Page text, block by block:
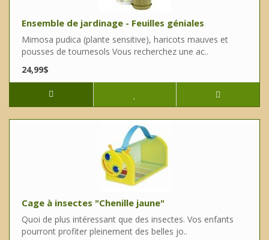
Ensemble de jardinage - Feuilles géniales
Mimosa pudica (plante sensitive), haricots mauves et
pousses de tournesols Vous recherchez une ac..
24,99$
Cage à insectes "Chenille jaune"
Quoi de plus intéressant que des insectes. Vos enfants
pourront profiter pleinement des belles jo..